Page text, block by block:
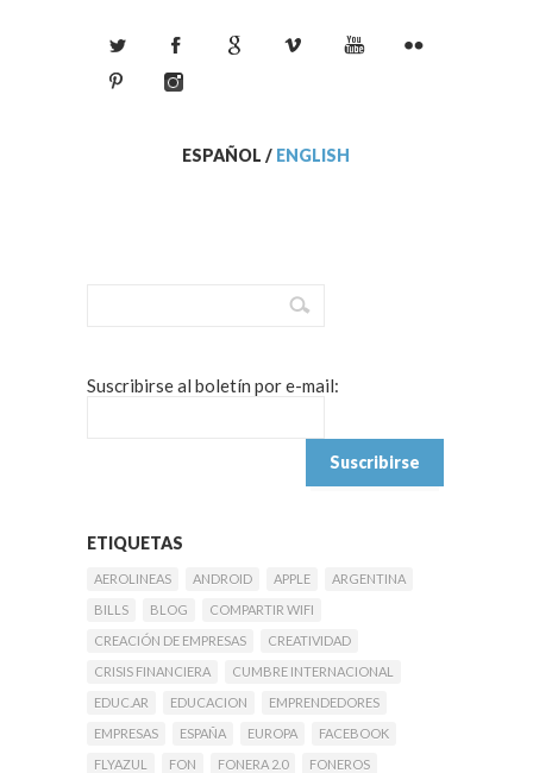
ESPAÑOL / ENGLISH
Suscribirse al boletín por e-mail:
ETIQUETAS
AEROLINEAS ANDROID APPLE
ARGENTINA
BILLS
BLOG
COMPARTIR WIFI
CREACIÓN DE EMPRESAS
CREATIVIDAD
CRISIS FINANCIERA
CUMBRE INTERNACIONAL
EDUC.AR
EDUCACION
EMPRENDEDORES
EMPRESAS
ESPAÑA EUROPA
FACEBOOK
FLYAZUL
FON FONERA 2.0
FONEROS